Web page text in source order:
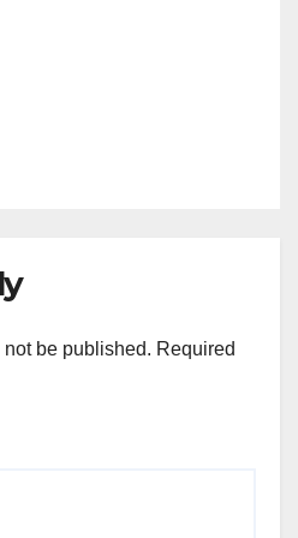
be published. Required